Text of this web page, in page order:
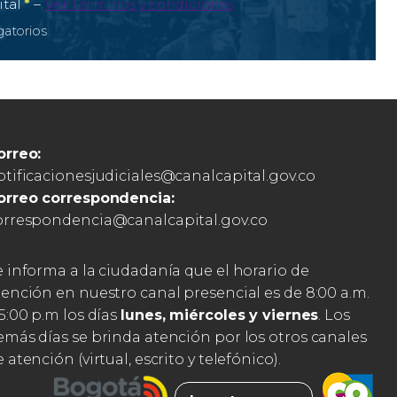
* – Ver Términos y condiciones
correspondencia:
informa a la ciudadanía que el horario de
en nuestro canal presencial es de 8:00 a.m.
p.m los días lunes, miércoles y viernes. Los
días se brinda atención por los otros canales
atención (virtual, escrito y telefónico).